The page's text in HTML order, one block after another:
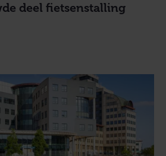
deel fietsenstalling